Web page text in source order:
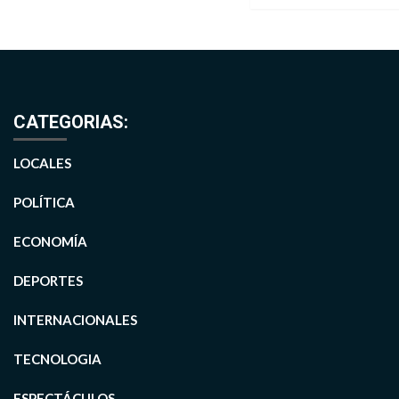
CATEGORIAS:
LOCALES
POLÍTICA
ECONOMÍA
DEPORTES
INTERNACIONALES
TECNOLOGIA